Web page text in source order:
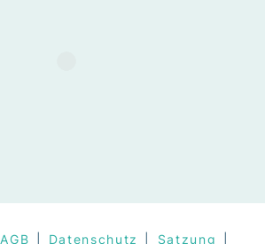
AGB Datenschutz Satzung